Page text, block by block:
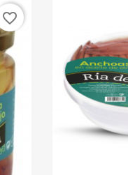
favorite_border